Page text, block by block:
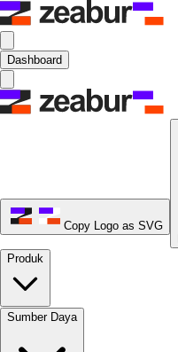
Dashboard
Copy Logo as SVG
Produk
Sumber Daya